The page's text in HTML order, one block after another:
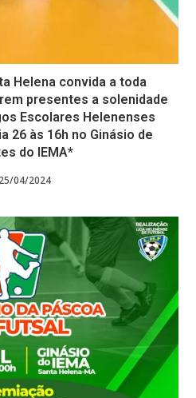
Helena convida a toda
presentes a solenidade
Escolares Helenenses
26 às 16h no Ginásio de
do IEMA*
25/04/2024